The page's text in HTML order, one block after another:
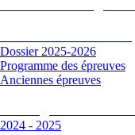
Dossier 2025-2026
Programme des épreuves
Anciennes épreuves
2024 - 2025